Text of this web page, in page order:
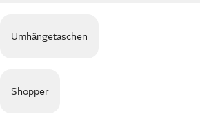
Umhängetaschen
Shopper